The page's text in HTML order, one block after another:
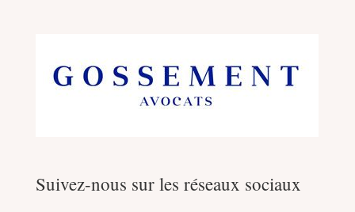
Suivez-nous sur les réseaux sociaux